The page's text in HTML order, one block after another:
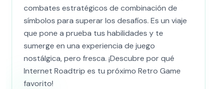
combates estratégicos de combinación de
símbolos para superar los desafíos. Es un viaje
que pone a prueba tus habilidades y te
sumerge en una experiencia de juego
nostálgica, pero fresca. ¡Descubre por qué
Internet Roadtrip es tu próximo Retro Game
favorito!